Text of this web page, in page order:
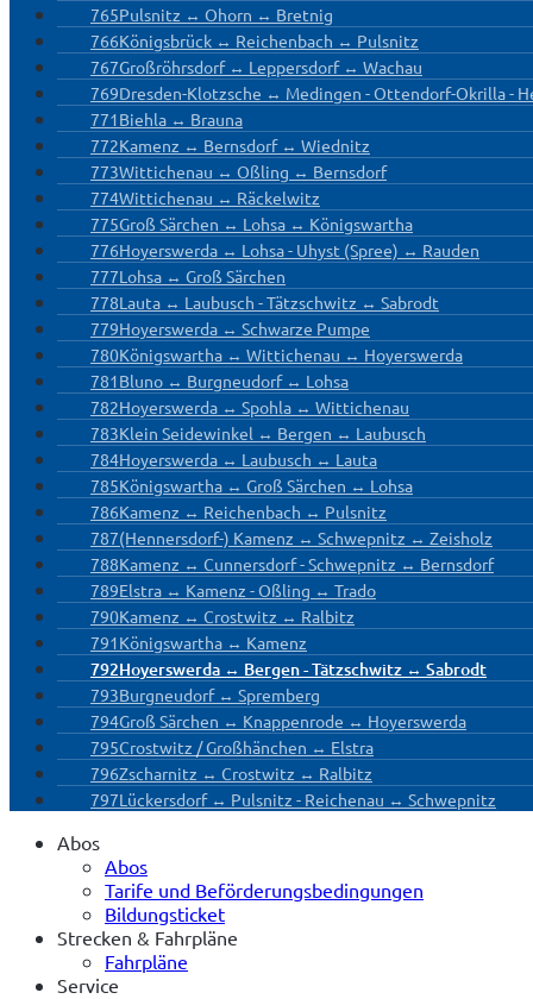
765Pulsnitz ↔ Ohorn ↔ Bretnig
766Königsbrück ↔ Reichenbach ↔ Pulsnitz
767Großröhrsdorf ↔ Leppersdorf ↔ Wachau
769Dresden-Klotzsche ↔ Medingen - Ottendorf-Okrilla -
771Biehla ↔ Brauna
772Kamenz ↔ Bernsdorf ↔ Wiednitz
773Wittichenau ↔ Oßling ↔ Bernsdorf
774Wittichenau ↔ Räckelwitz
775Groß Särchen ↔ Lohsa ↔ Königswartha
776Hoyerswerda ↔ Lohsa - Uhyst (Spree) ↔ Rauden
777Lohsa ↔ Groß Särchen
778Lauta ↔ Laubusch - Tätzschwitz ↔ Sabrodt
779Hoyerswerda ↔ Schwarze Pumpe
780Königswartha ↔ Wittichenau ↔ Hoyerswerda
781Bluno ↔ Burgneudorf ↔ Lohsa
782Hoyerswerda ↔ Spohla ↔ Wittichenau
783Klein Seidewinkel ↔ Bergen ↔ Laubusch
784Hoyerswerda ↔ Laubusch ↔ Lauta
785Königswartha ↔ Groß Särchen ↔ Lohsa
786Kamenz ↔ Reichenbach ↔ Pulsnitz
787(Hennersdorf-) Kamenz ↔ Schwepnitz ↔ Zeisholz
788Kamenz ↔ Cunnersdorf - Schwepnitz ↔ Bernsdorf
789Elstra ↔ Kamenz - Oßling ↔ Trado
790Kamenz ↔ Crostwitz ↔ Ralbitz
791Königswartha ↔ Kamenz
792Hoyerswerda ↔ Bergen - Tätzschwitz ↔ Sabrodt
793Burgneudorf ↔ Spremberg
794Groß Särchen ↔ Knappenrode ↔ Hoyerswerda
795Crostwitz / Großhänchen ↔ Elstra
796Zscharnitz ↔ Crostwitz ↔ Ralbitz
797Lückersdorf ↔ Pulsnitz - Reichenau ↔ Schwepnitz
Abos
Abos
Tarife und Beförderungsbedingungen
Bildungsticket
Strecken & Fahrpläne
Fahrpläne
Service